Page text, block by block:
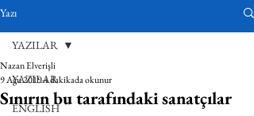
Yazı
YAZILAR
ENGLISH
YAZILAR
Sınırın bu tarafındaki sanatçılar
Nazan Elverişli
9 Ağu 20194 dakikada okunur